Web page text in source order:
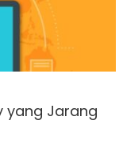
yang Jarang